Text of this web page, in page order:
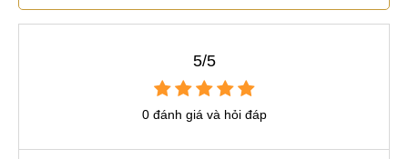
5/5
0 đánh giá và hỏi đáp